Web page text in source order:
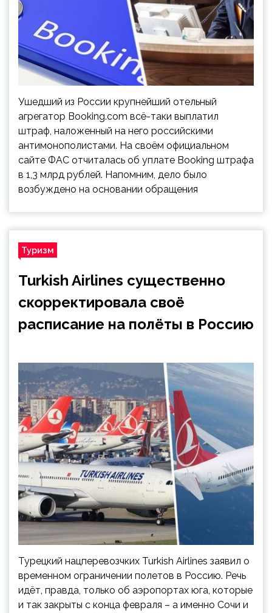
Ушедший из России крупнейший отельный
агрегатор Booking.com всё-таки выплатил
штраф, наложенный на него российскими
антимонополистами. На своём официальном
сайте ФАС отчиталась об уплате Booking штрафа
в 1,3 млрд рублей. Напомним, дело было
возбуждено на основании обращения
Туризм
Turkish Airlines существенно
скорректировала своё
расписание на полёты в Россию
Турецкий нацперевозчких Turkish Airlines заявил о
временном ограничении полетов в Россию. Речь
идёт, правда, только об аэропортах юга, которые
и так закрыты с конца февраля – а именно Сочи и